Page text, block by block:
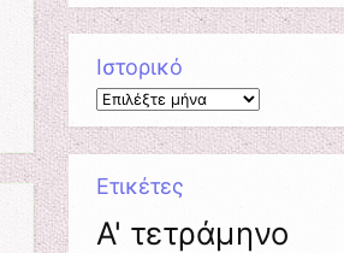
Ιστορικό
Ιστορικό
Ετικέτες
A' τετράμηνο